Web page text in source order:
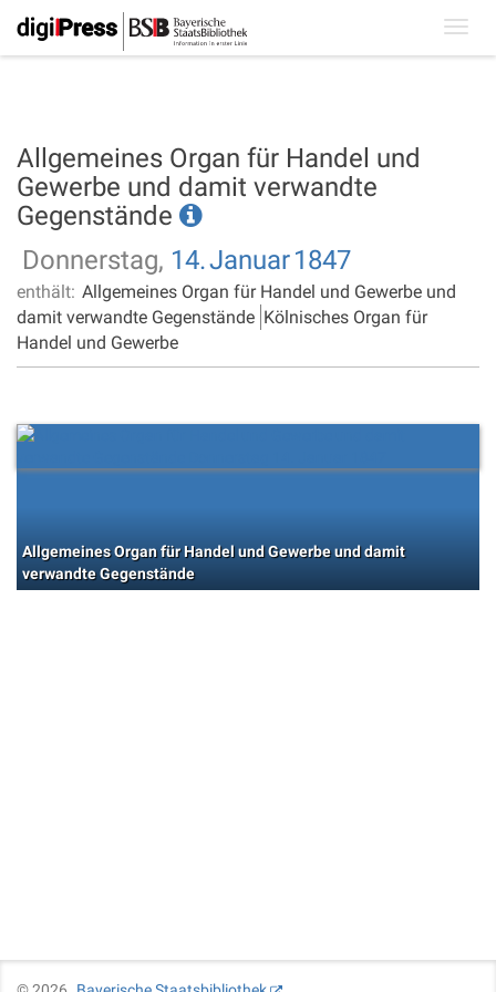
Allgemeines Organ für Handel und
Gewerbe und damit verwandte
Gegenstände
Donnerstag, 14.Januar1847
enthält: Allgemeines Organ für Handel und Gewerbe und
damit verwandte Gegenstände Kölnisches Organ für
Handel und Gewerbe
Allgemeines Organ für Handel und Gewerbe und damit
verwandte Gegenstände